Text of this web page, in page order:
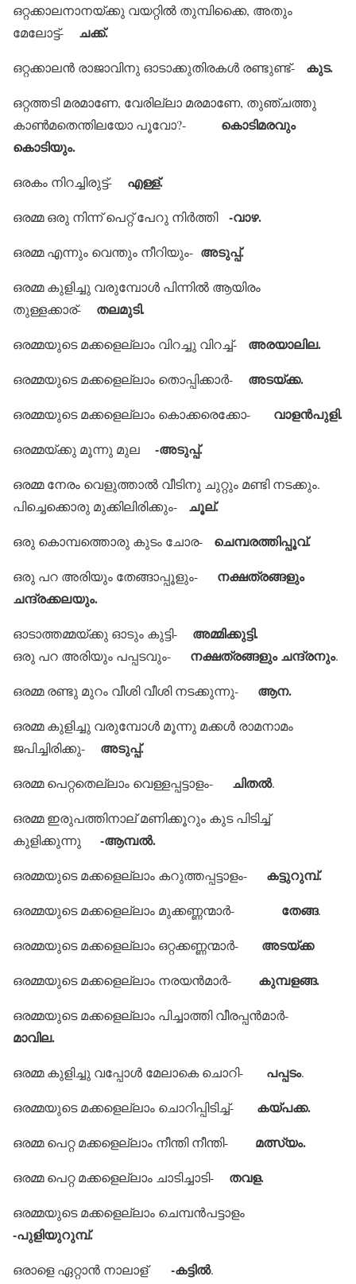
ഒറ്റക്കാലനാനയ്ക്കു വയറ്റില്‍ തുമ്പിക്കൈ, അതും
മേലോട്ട്- ചക്ക്.
ഒറ്റക്കാലന്‍ രാജാവിനു ഓടാക്കുതിരകള്‍ രണ്ടുണ്ട്- കുട.
ഒറ്റത്തടി മരമാണേ, വേരില്ലാ മരമാണേ, തുഞ്ചത്തു
കാണ്‍മതെന്തിലയോ പൂവോ?- കൊടിമരവും
കൊടിയും.
ഒരകം നിറച്ചിരുട്ട്- എള്ള്.
ഒരമ്മ ഒരു നിന്ന് പെറ്റ് പേറു നിര്‍ത്തി -വാഴ.
ഒരമ്മ എന്നും വെന്തും നീറിയും- അടുപ്പ്.
ഒരമ്മ കുളിച്ചു വരുമ്പോള്‍ പിന്നില്‍ ആയിരം
തുള്ളക്കാര്- തലമുടി.
ഒരമ്മയുടെ മക്കളെല്ലാം വിറച്ചു വിറച്ച്- അരയാലില.
ഒരമ്മയുടെ മക്കളെല്ലാം തൊപ്പിക്കാര്‍- അടയ്ക്ക.
ഒരമ്മയുടെ മക്കളെല്ലാം കൊക്കരെക്കോ- വാളന്‍പുളി.
ഒരമ്മയ്ക്കു മൂന്നു മുല -അടുപ്പ്.
ഒരമ്മ നേരം വെളുത്താല്‍ വീടിനു ചുറ്റും മണ്ടി നടക്കും.
പിച്ചെക്കൊരു മുക്കിലിരിക്കും- ചൂല്.
ഒരു കൊമ്പത്തൊരു കുടം ചോര- ചെമ്പരത്തിപ്പൂവ്.
ഒരു പറ അരിയും തേങ്ങാപ്പൂളും- നക്ഷത്രങ്ങളും
ചന്ദ്രക്കലയും.
ഓടാത്തമ്മയ്ക്കു ഓടും കുട്ടി- അമ്മിക്കുട്ടി.
ഒരു പറ അരിയും പപ്പടവും- നക്ഷത്രങ്ങളും ചന്ദ്രനും.
ഒരമ്മ രണ്ടു മുറം വീശി വീശി നടക്കുന്നു- ആന.
ഒരമ്മ കുളിച്ചു വരുമ്പോള്‍ മൂന്നു മക്കള്‍ രാമനാമം
ജപിച്ചിരിക്കു- അടുപ്പ്.
ഒരമ്മ പെറ്റതെല്ലാം വെള്ളപ്പട്ടാളം- ചിതല്‍.
ഒരമ്മ ഇരുപത്തിനാല് മണിക്കൂറും കുട പിടിച്ച്
കുളിക്കുന്നു -ആമ്പല്‍.
ഒരമ്മയുടെ മക്കളെല്ലാം കറുത്തപ്പട്ടാളം- കട്ടുറുമ്പ്.
ഒരമ്മയുടെ മക്കളെല്ലാം മുക്കണ്ണന്മാര്‍- തേങ്ങ.
ഒരമ്മയുടെ മക്കളെല്ലാം ഒറ്റക്കണ്ണന്മാര്‍- അടയ്ക്ക
ഒരമ്മയുടെ മക്കളെല്ലാം നരയന്‍മാര്‍- കുമ്പളങ്ങ.
ഒരമ്മയുടെ മക്കളെല്ലാം പിച്ചാത്തി വീരപ്പന്‍മാര്‍-
മാവില.
ഒരമ്മ കുളിച്ചു വപ്പോള്‍ മേലാകെ ചൊറി- പപ്പടം.
ഒരമ്മയുടെ മക്കളെല്ലാം ചൊറിപ്പിടിച്ച്- കയ്പക്ക.
ഒരമ്മ പെറ്റ മക്കളെല്ലാം നീന്തി നീന്തി- മത്സ്യം.
ഒരമ്മ പെറ്റ മക്കളെല്ലാം ചാടിച്ചാടി- തവള.
ഒരമ്മയുടെ മക്കളെല്ലാം ചെമ്പന്‍പട്ടാളം
-പുളിയുറുമ്പ്.
ഒരാളെ ഏറ്റാന്‍ നാലാള് -കട്ടില്‍.